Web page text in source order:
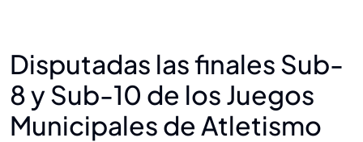
Disputadas las finales Sub-
8 y Sub-10 de los Juegos
Municipales de Atletismo